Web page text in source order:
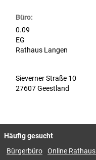
Büro:
0.09
EG
Rathaus Langen
Sieverner Straße 10
27607 Geestland
Häufig gesucht
Bürgerbüro Online Rathaus